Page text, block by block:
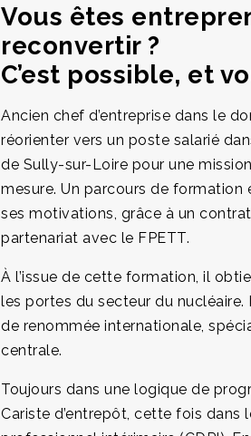
Vous êtes
reconvertir ?
C’est possible, et
Ancien chef d’entreprise dans le
réorienter vers un poste salarié
de Sully-sur-Loire pour une
mesure. Un parcours de
ses motivations, grâce à un
partenariat avec le FPETT.
À l’issue de cette formation, il
les portes du secteur du
de renommée internationale,
centrale.
Toujours dans une logique de
Cariste d’entrepôt, cette fois dans